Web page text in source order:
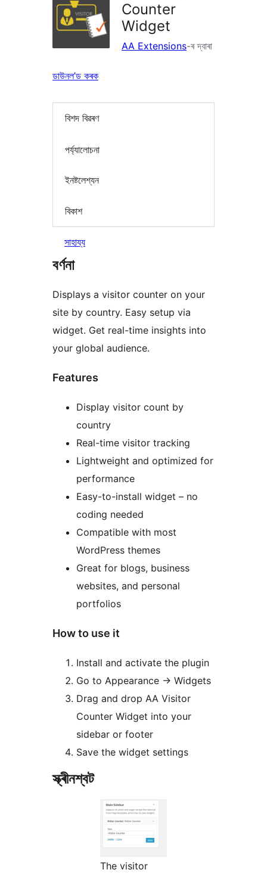
Counter
Widget
AA Extensions-ৰ দ্বাৰা
ডাউনল’ড কৰক
বিশদ বিৱৰণ
পৰ্য্যালোচনা
ইনষ্টলেশ্যন
বিকাশ
সাহায্য
বৰ্ণনা
Displays a visitor counter on your
site by country. Easy setup via
widget. Get real-time insights into
your global audience.
Features
Display visitor count by
country
Real-time visitor tracking
Lightweight and optimized for
performance
Easy-to-install widget – no
coding needed
Compatible with most
WordPress themes
Great for blogs, business
websites, and personal
portfolios
How to use it
Install and activate the plugin
Go to Appearance → Widgets
Drag and drop AA Visitor
Counter Widget into your
sidebar or footer
Save the widget settings
স্ক্ৰীনশ্বট
The visitor